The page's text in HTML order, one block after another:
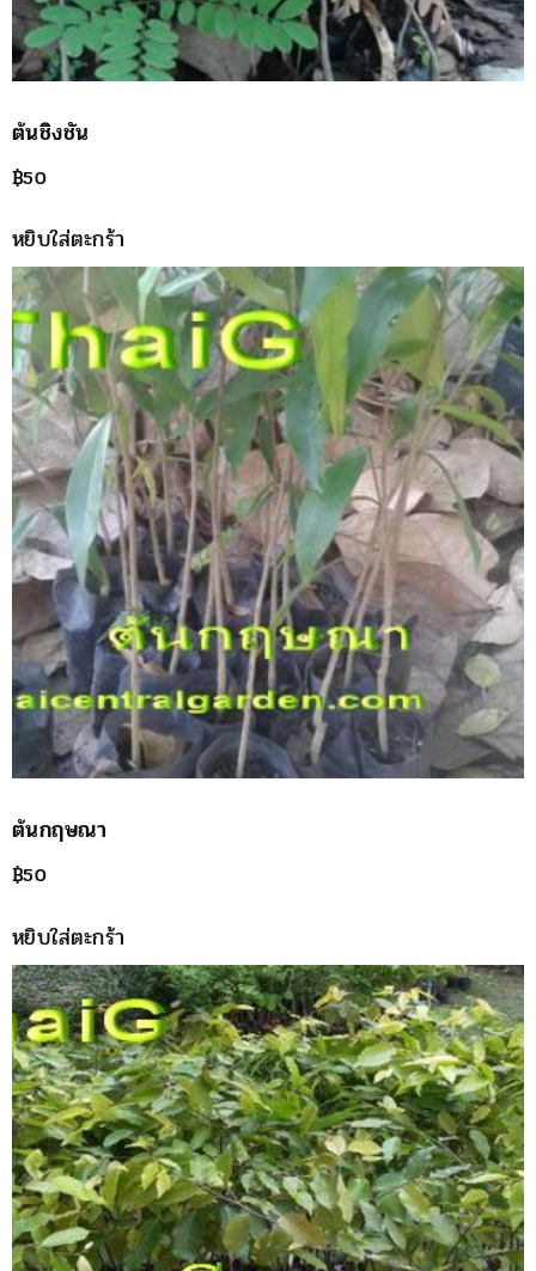
ต้นชิงชัน
฿50
หยิบใส่ตะกร้า
ต้นกฤษณา
฿50
หยิบใส่ตะกร้า